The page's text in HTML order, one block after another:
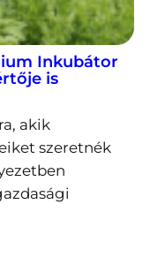
Inkubátor
is
akik
szeretnék